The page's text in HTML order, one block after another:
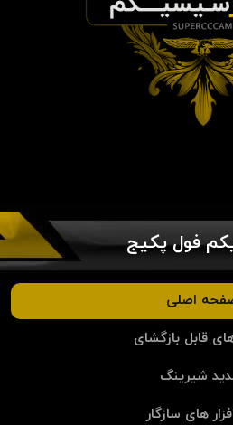
فول پکیج
اصلی
قابل بازگشای
شیرینگ
های سازگار